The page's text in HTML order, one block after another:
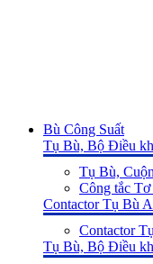
Bù Công Suất
Tụ Bù, Bộ Điều
Tụ Bù,
Công tắc
Contactor Tụ Bù
Contactor
Tụ Bù, Bộ Điều